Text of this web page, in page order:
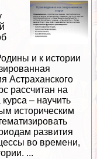
и к истории
Астpaxaнского
рассчитан на
– научить
историческим
развития
во времени,
...